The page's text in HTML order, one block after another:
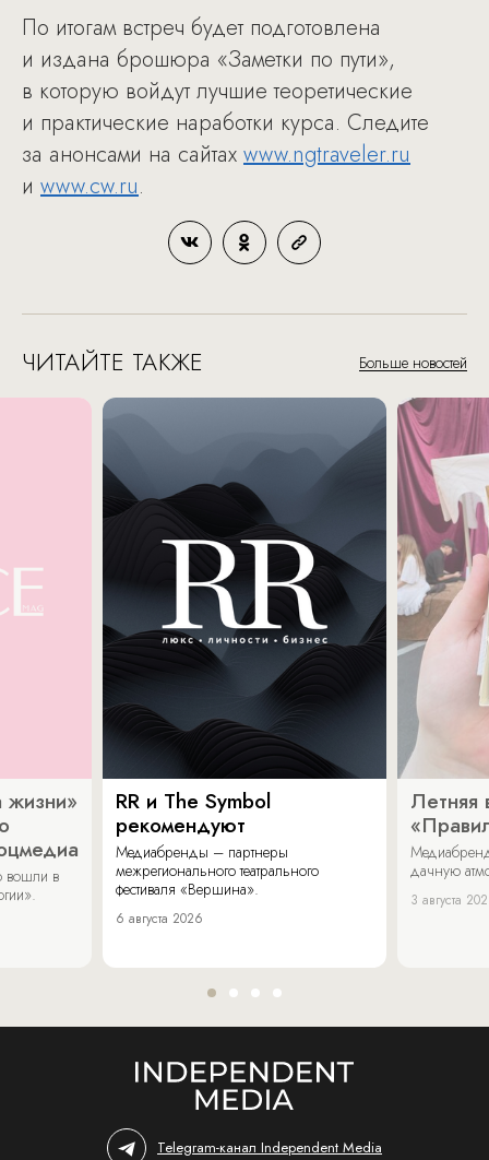
По итогам встреч будет подготовлена
и издана брошюра «Заметки по пути»,
в которую войдут лучшие теоретические
и практические наработки курса. Следите
за анонсами на сайтах www.ngtraveler.ru
и www.cw.ru.
ЧИТАЙТЕ ТАКЖЕ Больше новостей
жизни»
вошли в
RR и The Symbol
рекомендуют
Медиабренды – партнеры
межрегионального театрального
фестиваля «Вершина».
6 августа 2026
Летняя
дачную
3 августа
Telegram-канал Independent Media